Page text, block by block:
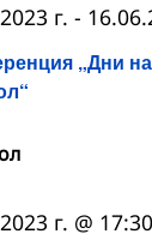
„Дни
г. -
г. @ 17:30